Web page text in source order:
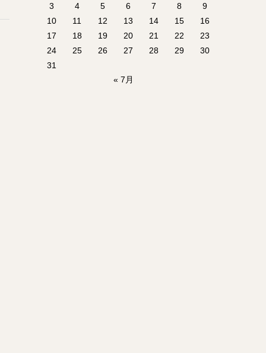
3
4 5 6 7 8
9
10
11 12 13 14 15
16
17
18 19 20 21 22
23
24
25 26 27 28 29
30
31
« 7月